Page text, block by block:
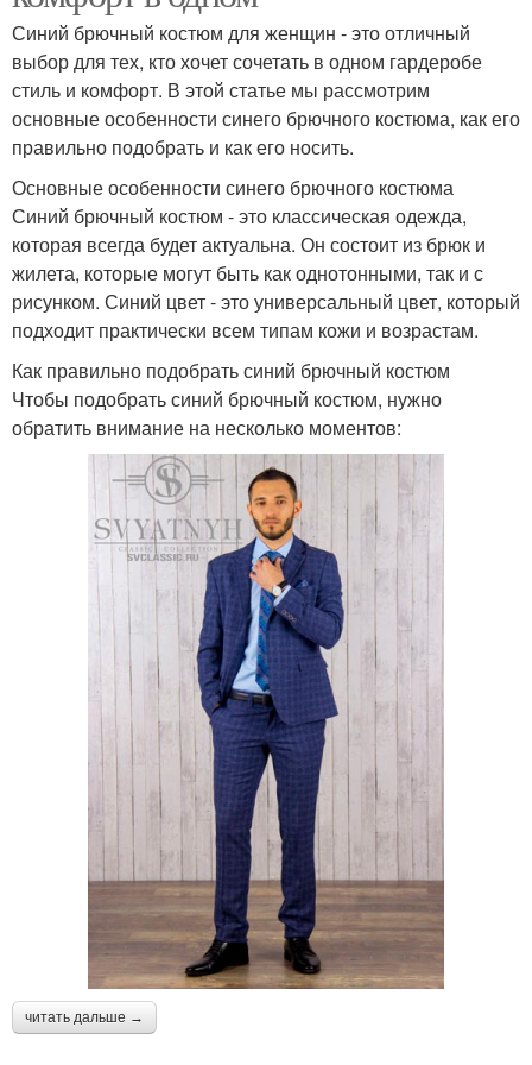
Синий брючный костюм для женщин - это отличный
выбор для тех, кто хочет сочетать в одном гардеробе
стиль и комфорт. В этой статье мы рассмотрим
основные особенности синего брючного костюма, как его
правильно подобрать и как его носить.
Основные особенности синего брючного костюма
Синий брючный костюм - это классическая одежда,
которая всегда будет актуальна. Он состоит из брюк и
жилета, которые могут быть как однотонными, так и с
рисунком. Синий цвет - это универсальный цвет, который
подходит практически всем типам кожи и возрастам.
Как правильно подобрать синий брючный костюм
Чтобы подобрать синий брючный костюм, нужно
обратить внимание на несколько моментов:
читать дальше →